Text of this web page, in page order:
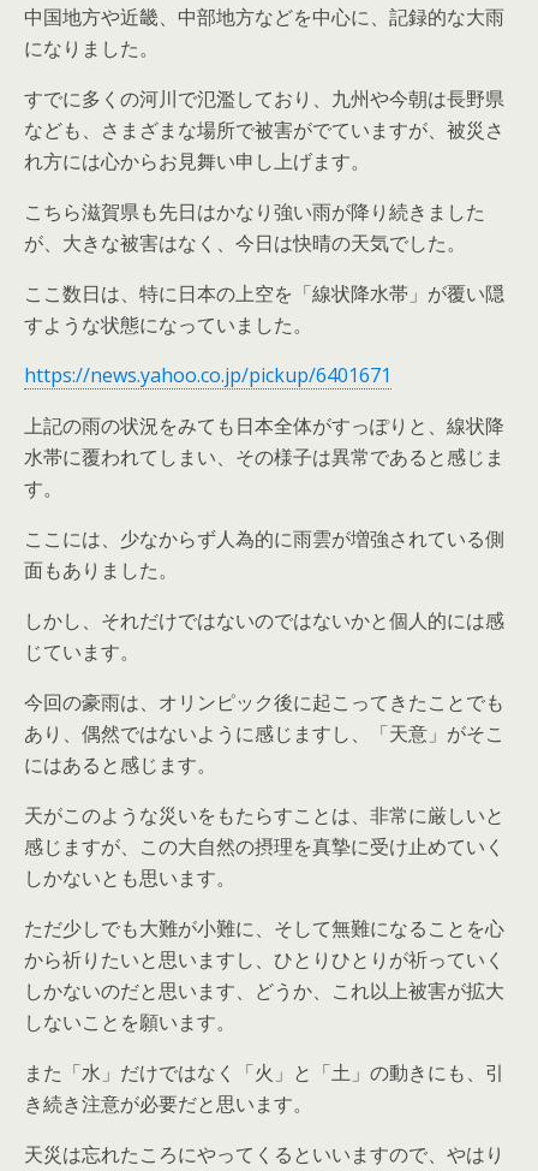
中国地方や近畿、中部地方などを中心に、記録的な大雨
になりました。
すでに多くの河川で氾濫しており、九州や今朝は長野県
なども、さまざまな場所で被害がでていますが、被災さ
れ方には心からお見舞い申し上げます。
こちら滋賀県も先日はかなり強い雨が降り続きました
が、大きな被害はなく、今日は快晴の天気でした。
ここ数日は、特に日本の上空を「線状降水帯」が覆い隠
すような状態になっていました。
https://news.yahoo.co.jp/pickup/6401671
上記の雨の状況をみても日本全体がすっぽりと、線状降
水帯に覆われてしまい、その様子は異常であると感じま
す。
ここには、少なからず人為的に雨雲が増強されている側
面もありました。
しかし、それだけではないのではないかと個人的には感
じています。
今回の豪雨は、オリンピック後に起こってきたことでも
あり、偶然ではないように感じますし、「天意」がそこ
にはあると感じます。
天がこのような災いをもたらすことは、非常に厳しいと
感じますが、この大自然の摂理を真摯に受け止めていく
しかないとも思います。
ただ少しでも大難が小難に、そして無難になることを心
から祈りたいと思いますし、ひとりひとりが祈っていく
しかないのだと思います、どうか、これ以上被害が拡大
しないことを願います。
また「水」だけではなく「火」と「土」の動きにも、引
き続き注意が必要だと思います。
天災は忘れたころにやってくるといいますので、やはり